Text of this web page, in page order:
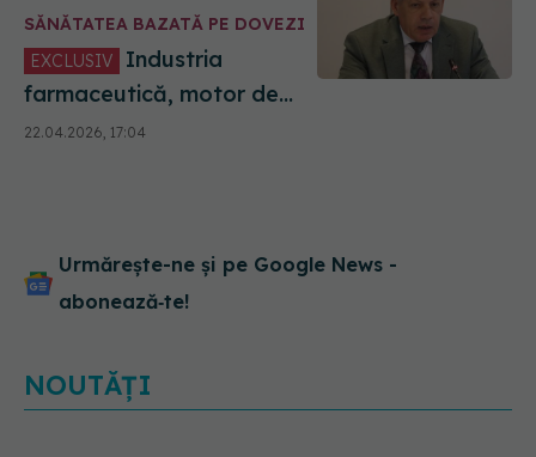
SĂNĂTATEA BAZATĂ PE DOVEZI
EXCLUSIV
farmaceutică, motor de
competitivitate în UE. Dan
Zaharescu (ARPIM):
22.04.2026, 17:04
Urmărește-ne și pe Google News -
abonează‑te!
NOUTĂȚI